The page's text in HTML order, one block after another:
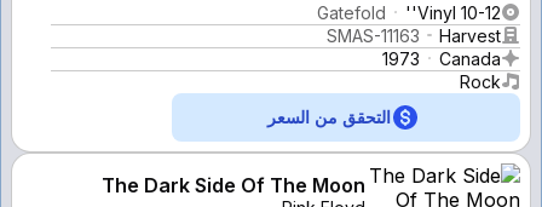
Vinyl 10-12''
Gatefold
Harvest
SMAS-11163
Canada
1973
Rock
التحقق من السعر
The Dark Side Of The Moon